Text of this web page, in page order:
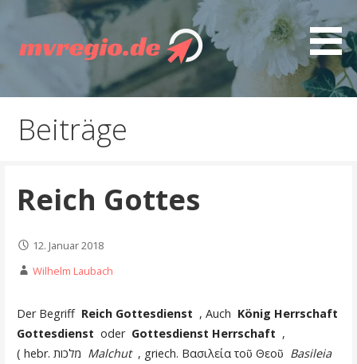
mvregio.de
Entdecken Sie MVregio - spannende Artikel, gut
nützliche Tipps
Beiträge
Reich Gottes
12. Januar 2018
Wilhelm Laubach
Der Begriff Reich Gottesdienst , Auch König Herrschaft
Gottesdienst oder Gottesdienst Herrschaft ,
Malchut , griech. Βασιλεία τοῦ Θεοῦ Basileia